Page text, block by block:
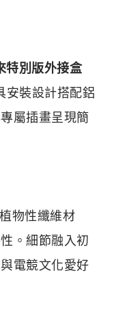
別版外接盒
安裝設計搭配鋁
屬插畫呈現簡
物性纖維材
。細節融入初
電競文化愛好